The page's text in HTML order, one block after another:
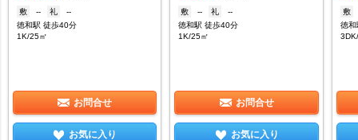
敷
-- 礼
--
徳和駅 徒歩40分
1K/25㎡
お問合せ
お気に入り
敷
-- 礼
--
徳和駅 徒歩40分
1K/25㎡
お問合せ
お気に入り
敷
徳